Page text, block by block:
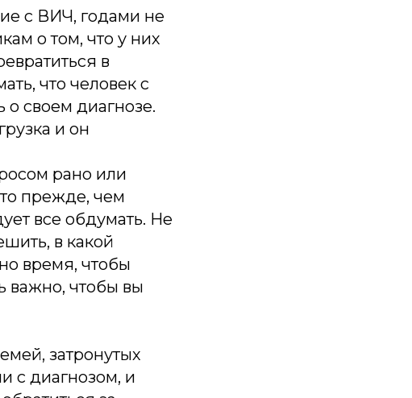
с ВИЧ, годами не
о том, что у них
в
что человек с
своем диагнозе.
и он
рано или
прежде, чем
все обдумать. Не
в какой
время, чтобы
важно, чтобы вы
затронутых
с диагнозом, и